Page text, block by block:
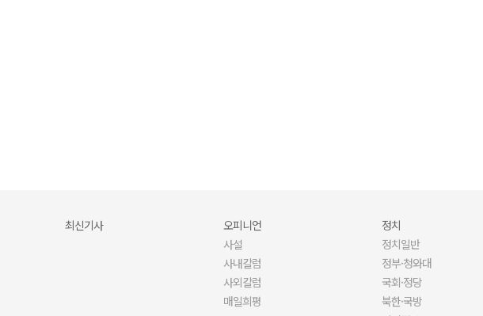
최신기사
오피니언
사설
사내칼럼
사외칼럼
매일희평
정치
정치일반
정부·청와대
국회·정당
북한·국방